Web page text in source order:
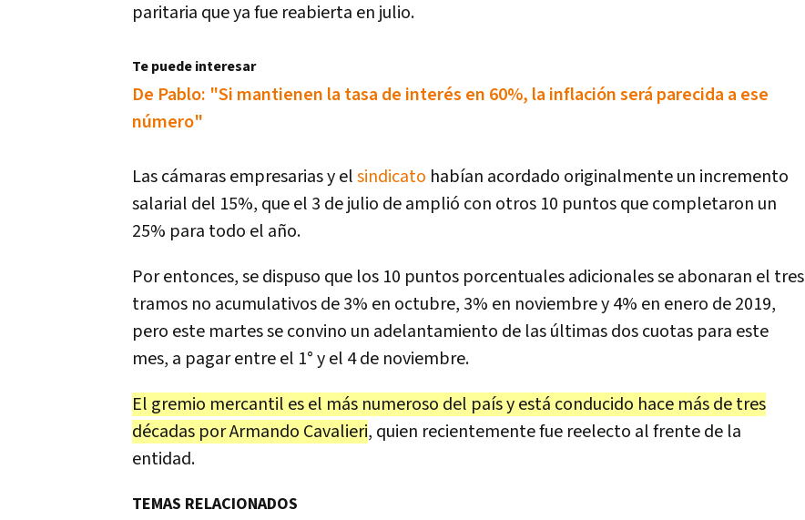
paritaria que ya fue reabierta en julio.
Te puede interesar
De Pablo: "Si mantienen la tasa de interés en 60%, la inflación será parecida a ese
número"
Las cámaras empresarias y elsindicato habían acordado originalmente un incremento
salarial del 15%, que el 3 de julio de amplió con otros 10 puntos que completaron un
25% para todo el año.
Por entonces, se dispuso que los 10 puntos porcentuales adicionales se abonaran el tres
tramos no acumulativos de 3% en octubre, 3% en noviembre y 4% en enero de 2019,
pero este martes se convino un adelantamiento de las últimas dos cuotas para este
mes, a pagar entre el 1° y el 4 de noviembre.
El gremio mercantil es el más numeroso del país y está conducido hace más de tres
décadas por Armando Cavalieri, quien recientemente fue reelecto al frente de la
entidad.
TEMAS RELACIONADOS